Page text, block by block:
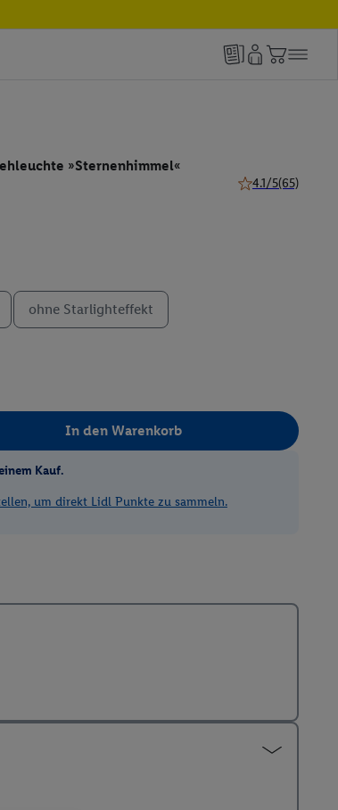
»Sternenhimmel«
4.1/5(65)
ohne Starlighteffekt
In den Warenkorb
Kauf.
um direkt Lidl Punkte zu sammeln.